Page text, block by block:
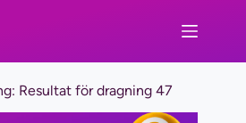
Resultat för dragning 47